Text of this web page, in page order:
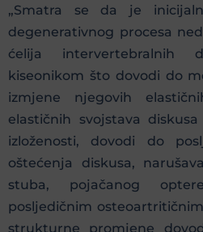
„Smatra se da je
degenerativnog procesa
ćelija intervertebralnih
kiseonikom što dovodi do
izmjene njegovih
elastičnih svojstava
izloženosti, dovodi do
oštećenja diskusa,
stuba, pojačanog
posljedičnim
strukturne promjene